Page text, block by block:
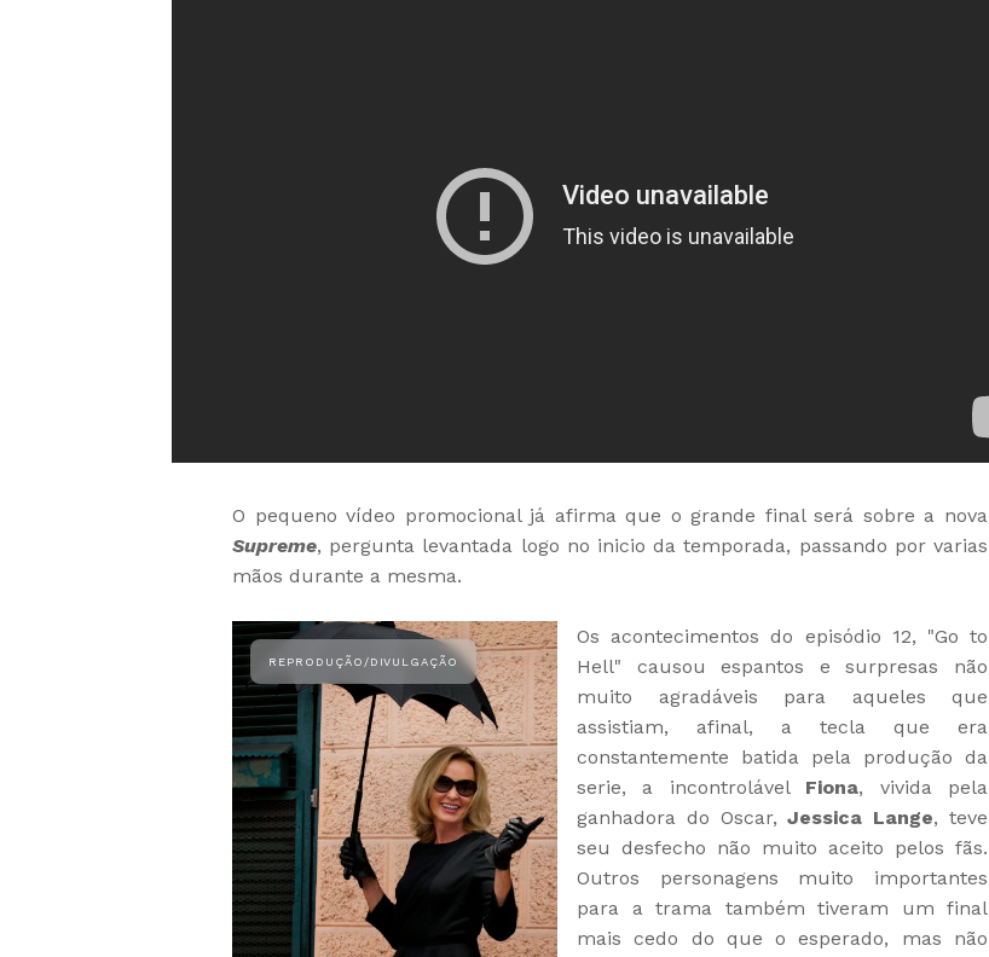
O pequeno vídeo promocional já afirma que o grande final será sobre a nova
Supreme, pergunta levantada logo no inicio da temporada, passando por varias
mãos durante a mesma.
Os acontecimentos do episódio 12, "Go to
Hell" causou espantos e surpresas não
muito agradáveis para aqueles que
assistiam, afinal, a tecla que era
constantemente batida pela produção da
serie, a incontrolável Fiona, vivida pela
ganhadora do Oscar, Jessica Lange, teve
seu desfecho não muito aceito pelos fãs.
Outros personagens muito importantes
para a trama também tiveram um final
mais cedo do que o esperado, mas não